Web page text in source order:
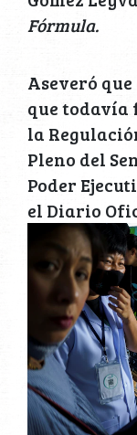
Fórmula.
Aseveró
que todavía
la
Pleno del
Poder
el Diario